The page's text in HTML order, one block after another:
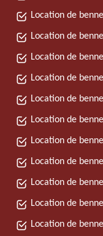
Location de
Location de
Location de
Location de
Location de
Location de
Location de
Location de
Location de
Location de
Location de